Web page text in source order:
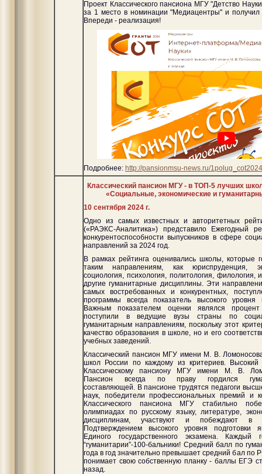
Проект Классического пансиона МГУ "Детство
за 1 место в номинации "Медиацентры" и получил
Впереди - реализация!
Подробнее: http://pansionmsu-news.ru/1polug_cot2024
Классический пансион МГУ - в ТОП-5 лучших
«Социальные, экономические и
10 сентября 2024 г.
Одно из самых известных и авторитетных
(«РАЭКС-Аналитика») представило Ежегодный
конкурентоспособности выпускников в сфере
направлений за 2024 год.
В рамках рейтинга оценивались школы, которые
таким направлениям, как юриспруденция,
социология, психология, политология, филология,
другие гуманитарные дисциплины. Эти
самых востребованных и конкурентных,
программы всегда показатель высокого уровня
Важным показателем оценки являлся процент
поступили в ведущие вузы страны по
гуманитарным направлениям, поскольку этот
качество образования в школе, но и его
учебных заведений.
Классический пансион МГУ имени М. В.
школ России по каждому из критериев. Высокий
Классическому пансиону МГУ имени М. В.
Пансион всегда по праву гордился
составляющей. В пансионе трудятся педагоги
наук, победители профессиональных премий и
Классического пансиона МГУ стабильно
олимпиадах по русскому языку, литературе,
дисциплинам, участвуют и побеждают в
Подтверждением высокого уровня подготовки
Единого государственного экзамена.
“гуманитарии”-100-бальники! Средний балл по
года в год значительно превышает средний бал по
понимает свою собственную планку - баллы ЕГЭ
назад.